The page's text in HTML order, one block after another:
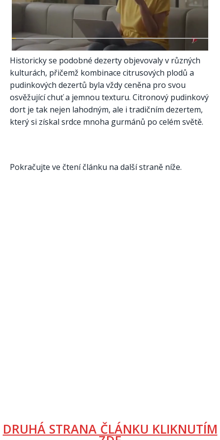
Historicky se podobné dezerty objevovaly v různých
kulturách, přičemž kombinace citrusových plodů a
pudinkových dezertů byla vždy ceněna pro svou
osvěžující chuť a jemnou texturu. Citronový pudinkový
dort je tak nejen lahodným, ale i tradičním dezertem,
který si získal srdce mnoha gurmánů po celém světě.​
Pokračujte ve čtení článku na další straně níže.
DRUHÁ STRANA ČLÁNKU KLIKNUTÍM